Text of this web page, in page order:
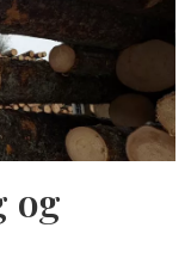
og